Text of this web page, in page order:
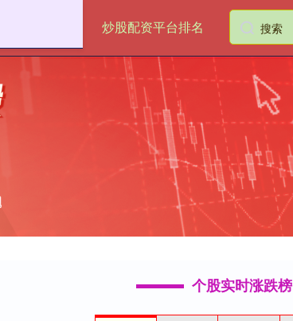
炒股配资平台排名
个股实时涨跌榜